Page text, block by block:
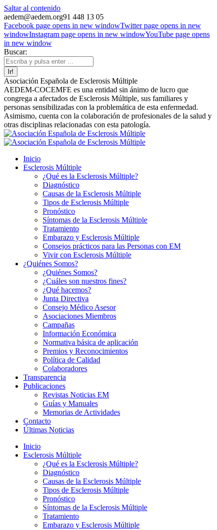
Saltar al contenido
aedem@aedem.org91 448 13 05
Facebook page opens in new windowTwitter page opens in new
windowInstagram page opens in new windowYouTube page opens
in new window
Buscar:
Asociación Española de Esclerosis Múltiple
AEDEM-COCEMFE es una entidad sin ánimo de lucro que
congrega a afectados de Esclerosis Múltiple, sus familiares y
personas sensibilizadas con la problemática de esta enfermedad.
Asimismo, cuenta con la colaboración de profesionales de la salud y
otras disciplinas relacionadas con esta patología.
Inicio
Esclerosis Múltiple
¿Qué es la Esclerosis Múltiple?
Diagnóstico
Causas de la Esclerosis Múltiple
Tipos de Esclerosis Múltiple
Pronóstico
Síntomas de la Esclerosis Múltiple
Tratamiento
Embarazo y Esclerosis Múltiple
Consejos prácticos para las Personas con EM
Vivir con Esclerosis Múltiple
¿Quiénes Somos?
¿Quiénes Somos?
¿Cuáles son nuestros fines?
¿Qué hacemos?
Junta Directiva
Consejo Médico Asesor
Asociaciones Miembros
Campañas
Información Económica
Normativa básica de aplicación
Premios y Reconocimientos
Política de Calidad
Colaboradores
Transparencia
Publicaciones
Revistas Noticias EM
Guías y Manuales
Memorias de Actividades
Contacto
Últimas Noticias
Inicio
Esclerosis Múltiple
¿Qué es la Esclerosis Múltiple?
Diagnóstico
Causas de la Esclerosis Múltiple
Tipos de Esclerosis Múltiple
Pronóstico
Síntomas de la Esclerosis Múltiple
Tratamiento
Embarazo y Esclerosis Múltiple